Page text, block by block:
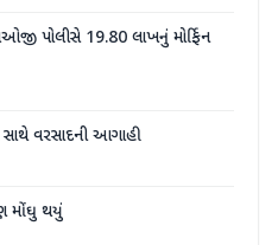
પોલીસે 19.80 લાખનું મોર્ફિન
વરસાદની આગાહી
મોંઘુ થયું